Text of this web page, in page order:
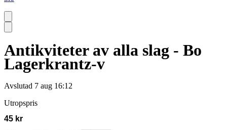
Antikviteter av alla slag - Bo
Lagerkrantz-v
Avslutad 7 aug 16:12
Utropspris
45 kr